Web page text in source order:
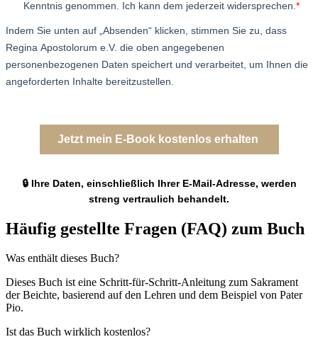
🔒 Ihre Daten, einschließlich Ihrer E-Mail-Adresse, werden
streng vertraulich behandelt.
Häufig gestellte Fragen (FAQ) zum Buch
Was enthält dieses Buch?
Dieses Buch ist eine Schritt-für-Schritt-Anleitung zum Sakrament
der Beichte, basierend auf den Lehren und dem Beispiel von Pater
Pio.
Ist das Buch wirklich kostenlos?